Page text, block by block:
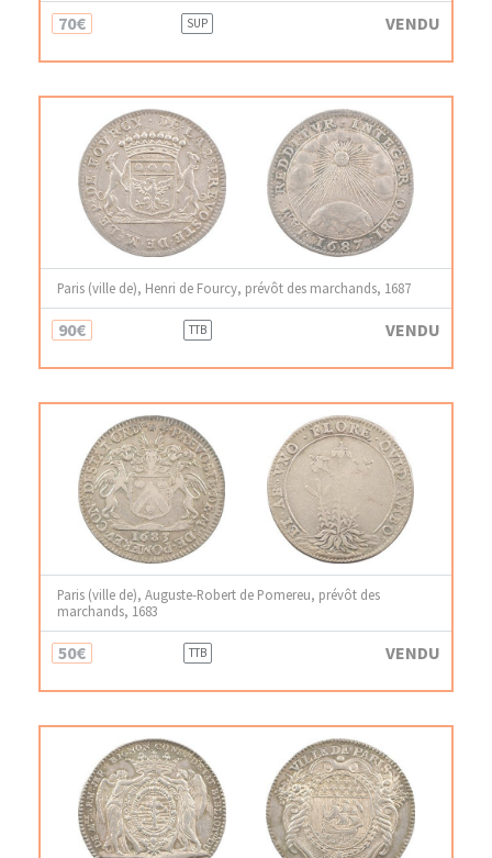
70€ SUP VENDU
Paris (ville de), Henri de Fourcy, prévôt des marchands, 1687
90€ TTB VENDU
Paris (ville de), Auguste-Robert de Pomereu, prévôt des
marchands, 1683
50€ TTB VENDU